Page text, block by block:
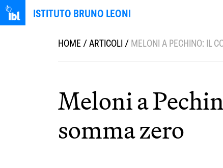
ISTITUTO BRUNO LEONI
HOME/ARTICOLI/MELONI A PECHINO: IL
Meloni a
somma zero